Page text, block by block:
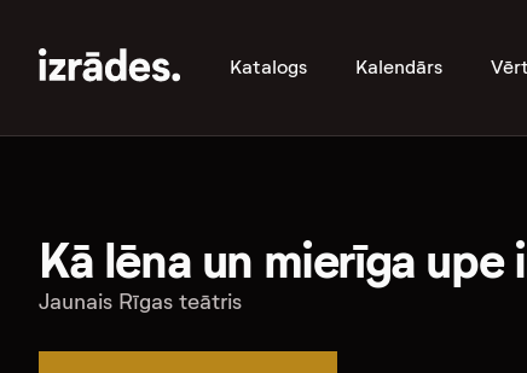
Katalogs Kalendārs
Kā lēna un mierīga upe
Jaunais Rīgas teātris